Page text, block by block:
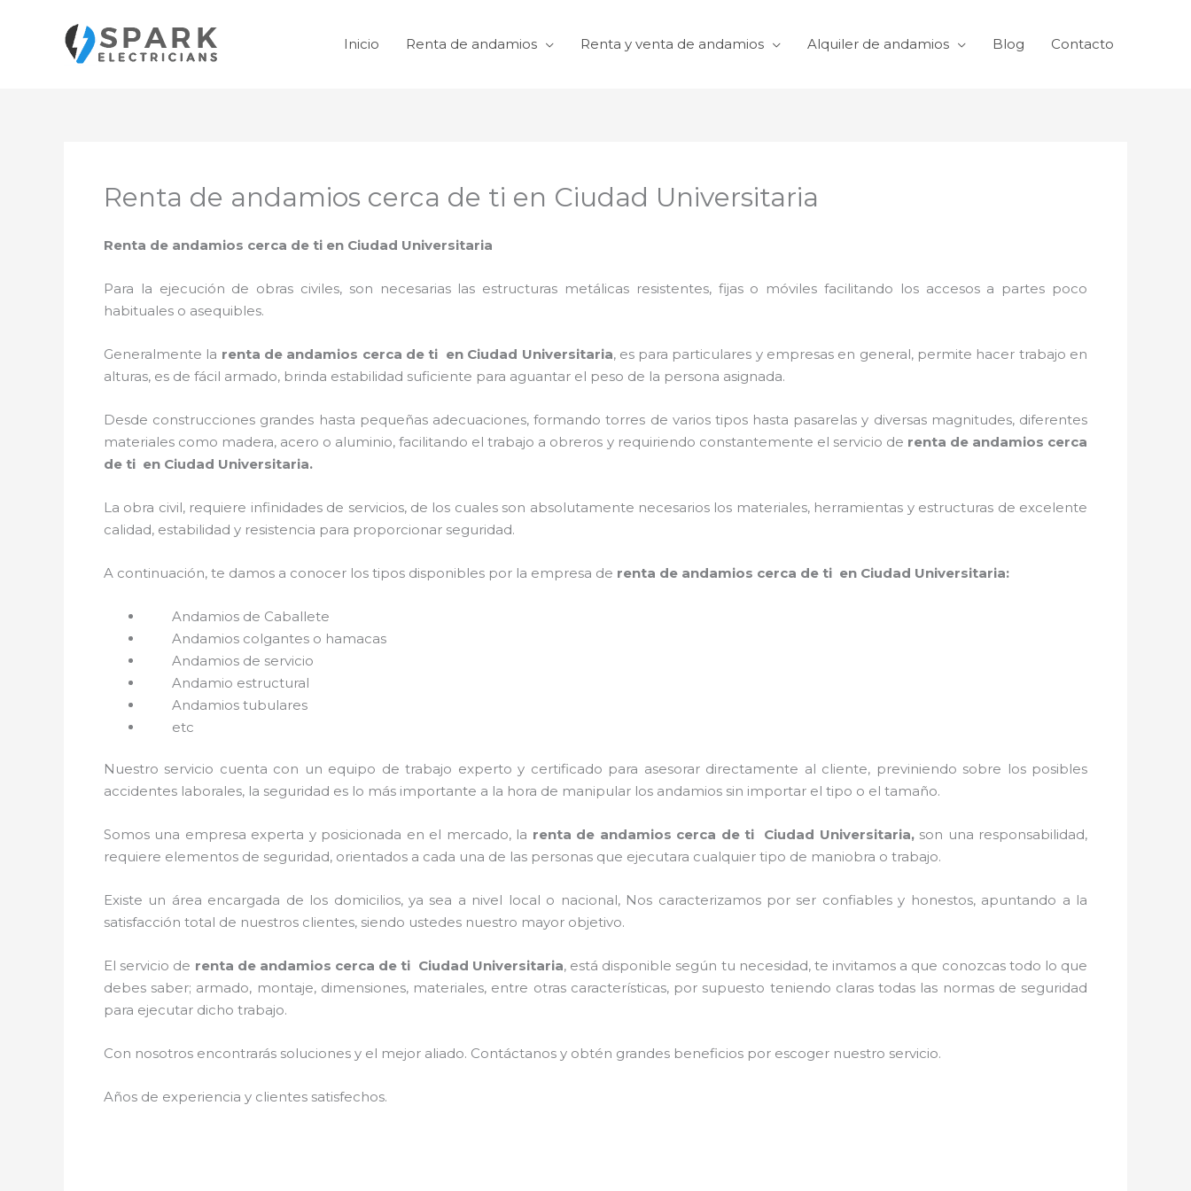
contenido
Inicio Renta de andamios Renta y venta de andamios Alquiler de andamios Blog Contacto
Renta de andamios cerca de ti en Ciudad Universitaria
Renta de andamios cerca de ti en Ciudad Universitaria
Para la ejecución de obras civiles, son necesarias las estructuras metálicas resistentes, fijas o móviles facilitando los accesos a partes poco
habituales o asequibles.
Generalmente la renta de andamios cerca de ti en Ciudad Universitaria, es para particulares y empresas en general, permite hacer trabajo en
alturas, es de fácil armado, brinda estabilidad suficiente para aguantar el peso de la persona asignada.
Desde construcciones grandes hasta pequeñas adecuaciones, formando torres de varios tipos hasta pasarelas y diversas magnitudes, diferentes
materiales como madera, acero o aluminio, facilitando el trabajo a obreros y requiriendo constantemente el servicio de renta de andamios cerca
de ti en Ciudad Universitaria.
La obra civil, requiere infinidades de servicios, de los cuales son absolutamente necesarios los materiales, herramientas y estructuras de excelente
calidad, estabilidad y resistencia para proporcionar seguridad.
A continuación, te damos a conocer los tipos disponibles por la empresa de renta de andamios cerca de ti en Ciudad Universitaria:
Andamios de Caballete
Andamios colgantes o hamacas
Andamios de servicio
Andamio estructural
Andamios tubulares
etc
Nuestro servicio cuenta con un equipo de trabajo experto y certificado para asesorar directamente al cliente, previniendo sobre los posibles
accidentes laborales, la seguridad es lo más importante a la hora de manipular los andamios sin importar el tipo o el tamaño.
Somos una empresa experta y posicionada en el mercado, la renta de andamios cerca de ti Ciudad Universitaria,son una responsabilidad,
requiere elementos de seguridad, orientados a cada una de las personas que ejecutara cualquier tipo de maniobra o trabajo.
Existe un área encargada de los domicilios, ya sea a nivel local o nacional, Nos caracterizamos por ser confiables y honestos, apuntando a la
satisfacción total de nuestros clientes, siendo ustedes nuestro mayor objetivo.
El servicio de renta de andamios cerca de ti Ciudad Universitaria, está disponible según tu necesidad, te invitamos a que conozcas todo lo que
debes saber; armado, montaje, dimensiones, materiales, entre otras características, por supuesto teniendo claras todas las normas de seguridad
para ejecutar dicho trabajo.
Con nosotros encontrarás soluciones y el mejor aliado. Contáctanos y obtén grandes beneficios por escoger nuestro servicio.
Años de experiencia y clientes satisfechos.